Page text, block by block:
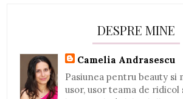
DESPRE MINE
Camelia Andrasescu
Pasiunea pentru beauty si
usor, usor teama de ridicol